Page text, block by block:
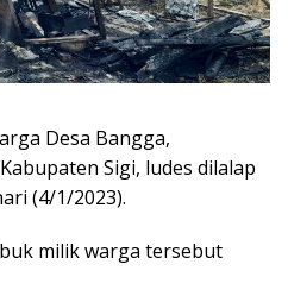
Desa Bangga,
Sigi, ludes dilalap
(4/1/2023).
milik warga tersebut